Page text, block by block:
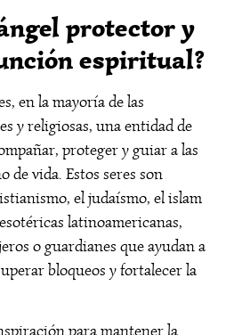
protector y
espiritual?
en la mayoría de las
y religiosas, una entidad de
proteger y guiar a las
de vida. Estos seres son
el judaísmo, el islam
latinoamericanas,
o guardianes que ayudan a
bloqueos y fortalecer la
para mantener la